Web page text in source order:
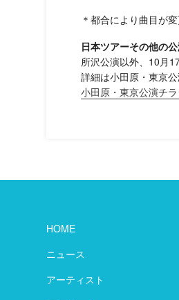
＊都合により曲目が
日本ツアーその他の
所沢公演以外、10月
詳細は小田原・東京
小田原・東京公演チ
HOME
ニュース
アーティスト